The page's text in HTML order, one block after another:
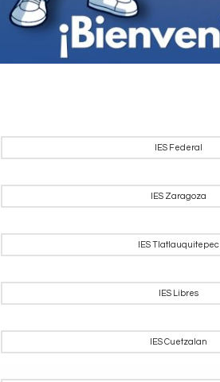
IES Federal
IES Zaragoza
IES Tlatlauquitepec
IES Libres
IES Cuetzalan